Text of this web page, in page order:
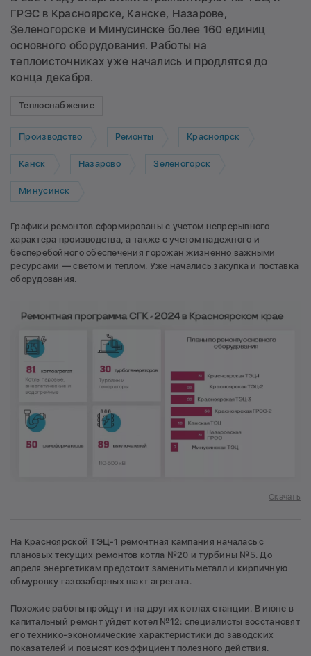
ГРЭС в Красноярске, Канске, Назарове,
Зеленогорске и Минусинске более 160 единиц
основного оборудования. Работы на
теплоисточниках уже начались и продлятся до
конца декабря.
Теплоснабжение
Производство Ремонты Красноярск
Канск Назарово Зеленогорск
Минусинск
Графики ремонтов сформированы с учетом непрерывного
характера производства, а также с учетом надежного и
бесперебойного обеспечения горожан жизненно важными
ресурсами — светом и теплом. Уже начались закупка и поставка
оборудования.
Скачать
На Красноярской ТЭЦ-1 ремонтная кампания началась с
плановых текущих ремонтов котла №20 и турбины №5. До
апреля энергетикам предстоит заменить металл и кирпичную
обмуровку газозаборных шахт агрегата.
Похожие работы пройдут и на других котлах станции. В июне в
капитальный ремонт уйдет котел №12: специалисты восстановят
его технико-экономические характеристики до заводских
показателей и повысят коэффициент полезного действия.